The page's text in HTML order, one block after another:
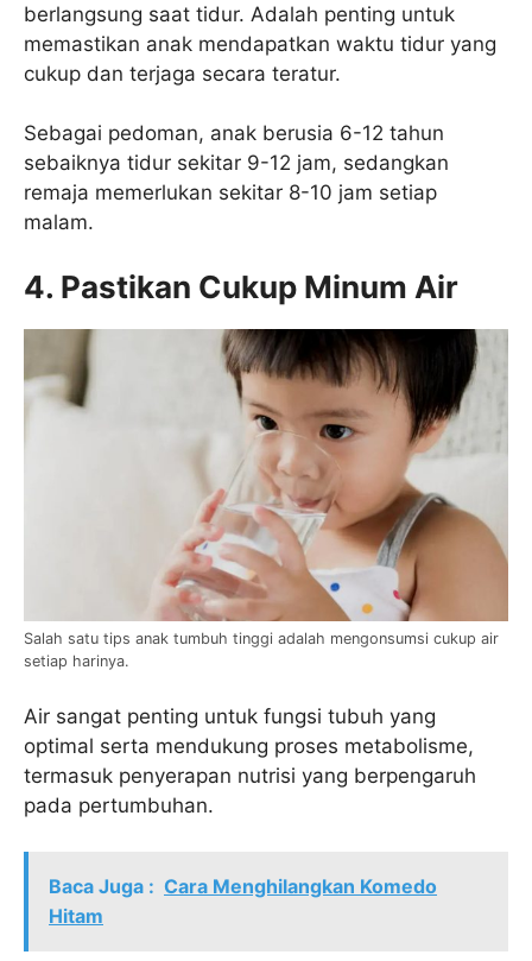
berlangsung saat tidur. Adalah penting untuk
memastikan anak mendapatkan waktu tidur yang
cukup dan terjaga secara teratur.
Sebagai pedoman, anak berusia 6-12 tahun
sebaiknya tidur sekitar 9-12 jam, sedangkan
remaja memerlukan sekitar 8-10 jam setiap
malam.
4. Pastikan Cukup Minum Air
Salah satu tips anak tumbuh tinggi adalah mengonsumsi cukup air
setiap harinya.
Air sangat penting untuk fungsi tubuh yang
optimal serta mendukung proses metabolisme,
termasuk penyerapan nutrisi yang berpengaruh
pada pertumbuhan.
Baca Juga : Cara Menghilangkan Komedo
Hitam